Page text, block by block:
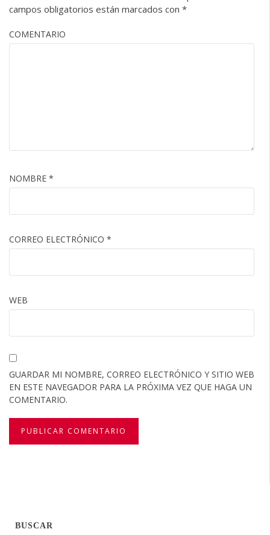
campos obligatorios están marcados con *
COMENTARIO
NOMBRE *
CORREO ELECTRÓNICO *
WEB
GUARDAR MI NOMBRE, CORREO ELECTRÓNICO Y SITIO WEB
EN ESTE NAVEGADOR PARA LA PRÓXIMA VEZ QUE HAGA UN
COMENTARIO.
BUSCAR